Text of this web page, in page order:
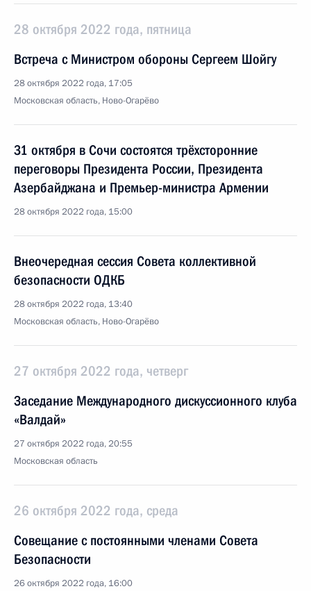
28 октября 2022 года, пятница
Встреча с Министром обороны Сергеем Шойгу
28 октября 2022 года, 17:05
Московская область, Ново-Огарёво
31 октября в Сочи состоятся трёхсторонние
переговоры Президента России, Президента
Азербайджана и Премьер-министра Армении
28 октября 2022 года, 15:00
Внеочередная сессия Совета коллективной
безопасности ОДКБ
28 октября 2022 года, 13:40
Московская область, Ново-Огарёво
27 октября 2022 года, четверг
Заседание Международного дискуссионного клуба
«Валдай»
27 октября 2022 года, 20:55
Московская область
26 октября 2022 года, среда
Совещание с постоянными членами Совета
Безопасности
26 октября 2022 года, 16:00